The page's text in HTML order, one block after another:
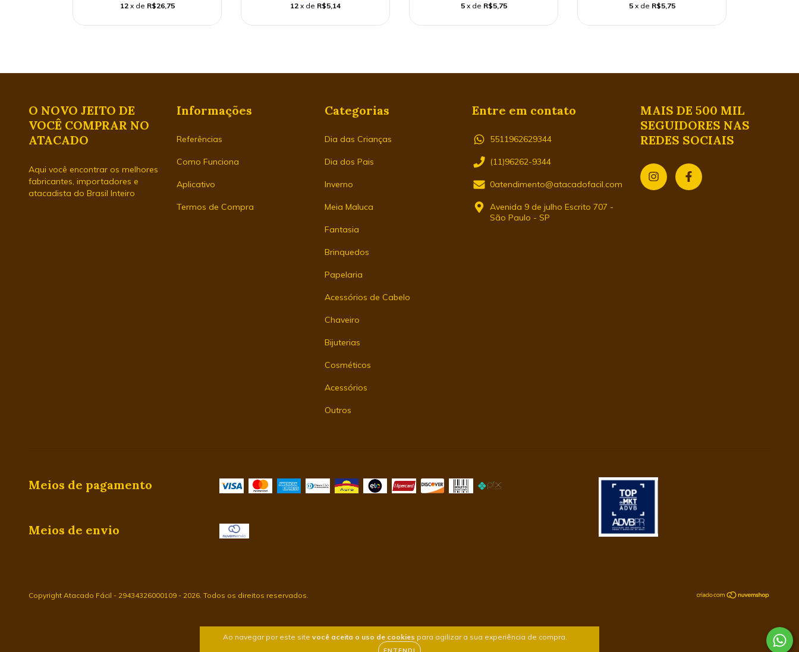
Ao navegar por este site você aceita o uso de cookies para agilizar a sua experiência de compra.
12 x de R$26,75 12 x de R$5,14 5 x de R$5,75 5 x de R$5,75
O NOVO JEITO DE
VOCÊ COMPRAR NO
ATACADO
Aqui você encontrar os melhores
fabricantes, importadores e
atacadista do Brasil Inteiro
Informações
Referências
Como Funciona
Aplicativo
Termos de Compra
Categorias
Dia das Crianças
Dia dos Pais
Inverno
Meia Maluca
Fantasia
Brinquedos
Papelaria
Acessórios de Cabelo
Chaveiro
Bijuterias
Cosméticos
Acessórios
Outros
Entre em contato
5511962629344
(11)96262-9344
0atendimento@atacadofacil.com
Avenida 9 de julho Escrito 707 -
São Paulo - SP
MAIS DE 500 MIL
SEGUIDORES NAS
REDES SOCIAIS
Meios de pagamento
Meios de envio
Copyright Atacado Fácil - 29434326000109 - 2026. Todos os direitos reservados.